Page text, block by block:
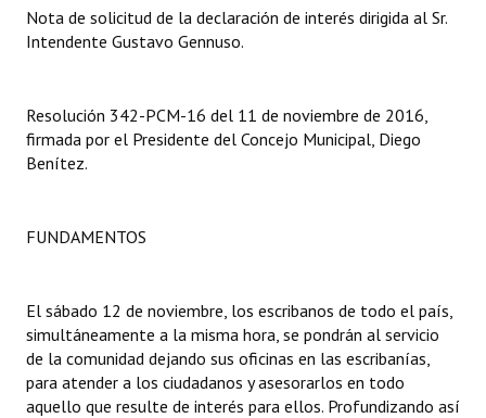
DOCUMENTOS
Proyectos Presentados
Dictámenes Asesoría Letrada
Informes de Unidad Coordinadora
Actas de Audiencias Públicas
NORMATIVA
Nota de solicitud de la declaración de interés dirigida al Sr.
Intendente Gustavo Gennuso.
Resolución 342-PCM-16 del 11 de noviembre de 2016,
firmada por el Presidente del Concejo Municipal, Diego
Benítez.
FUNDAMENTOS
El sábado 12 de noviembre, los escribanos de todo el país,
simultáneamente a la misma hora, se pondrán al servicio
de la comunidad dejando sus oficinas en las escribanías,
para atender a los ciudadanos y asesorarlos en todo
aquello que resulte de interés para ellos. Profundizando así